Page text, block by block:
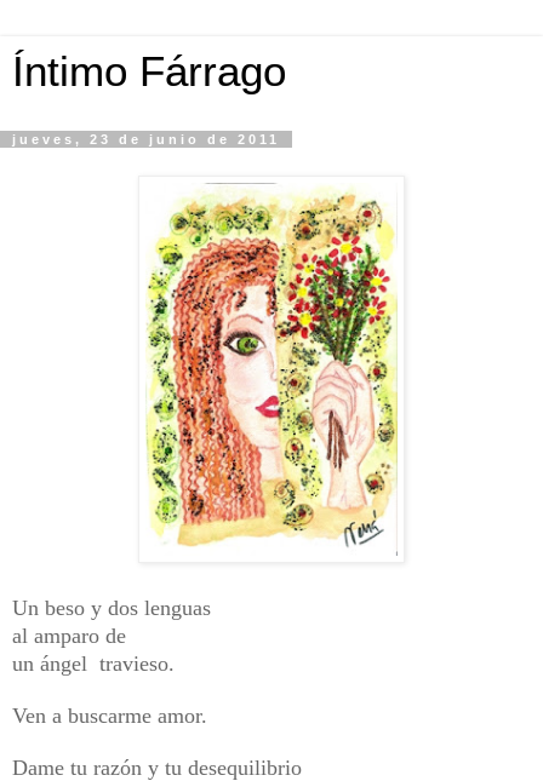
Íntimo Fárrago
jueves, 23 de junio de 2011
Un beso y dos lenguas
al amparo de
un ángel travieso.
Ven a buscarme amor.
Dame tu razón y tu desequilibrio